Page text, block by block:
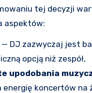
tej decyzji
aspektów:
— DJ zazwyczaj jest
opcją niż zespół,
upodobania
energię koncertów na